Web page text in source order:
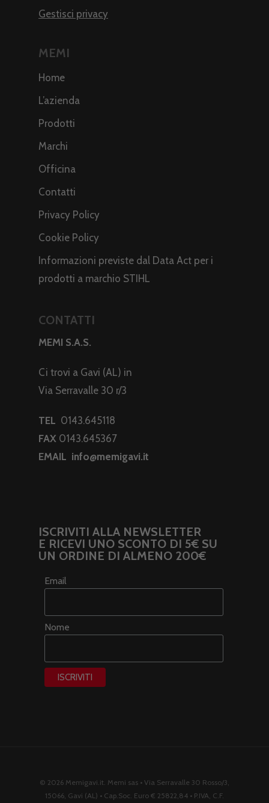
Gestisci privacy
MEMI
Home
L’azienda
Prodotti
Marchi
Officina
Contatti
Privacy Policy
Cookie Policy
Informazioni previste dal Data Act per i
prodotti a marchio STIHL
CONTATTI
MEMI S.A.S.
Ci trovi a Gavi (AL) in
Via Serravalle 30 r/3
TEL 0143.645118
FAX 0143.645367
EMAIL info@memigavi.it
ISCRIVITI ALLA NEWSLETTER
E RICEVI UNO SCONTO DI 5€ SU
UN ORDINE DI ALMENO 200€
Email
Nome
© 2026 Memigavi.it. Memi sas • Via Serravalle 30 Rosso/3,
15066, Gavi (AL) • Cap.Soc. Euro € 25822,84 • P.IVA, C.F.